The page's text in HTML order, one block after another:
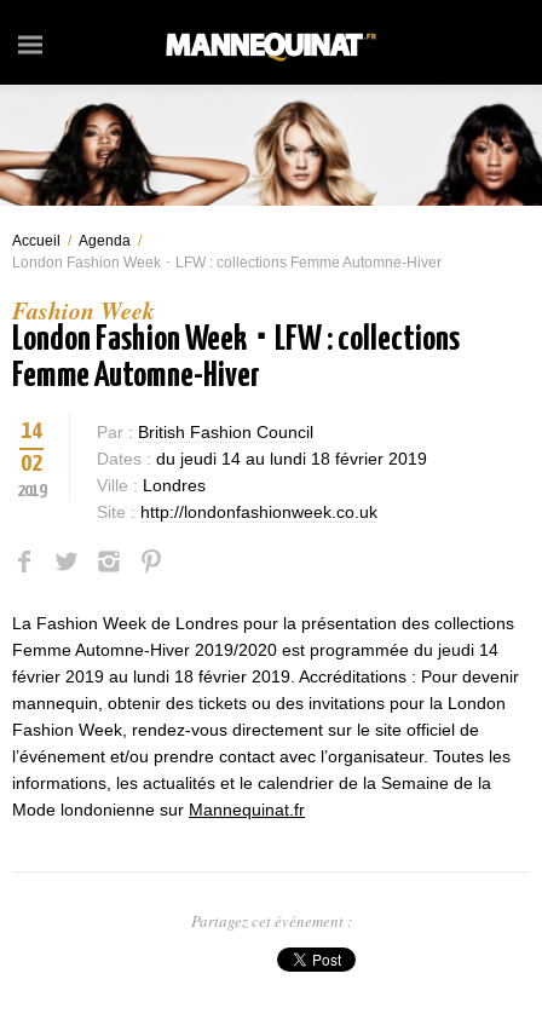
Accueil / Agenda /
London Fashion Week ･ LFW : collections Femme Automne-Hiver
Fashion Week
London Fashion Week ･ LFW : collections
Femme Automne-Hiver
14
02
2019
Par : British Fashion Council
Dates : du jeudi 14 au lundi 18 février 2019
Ville : Londres
Site : http://londonfashionweek.co.uk
La Fashion Week de Londres pour la présentation des collections
Femme Automne-Hiver 2019/2020 est programmée du jeudi 14
février 2019 au lundi 18 février 2019. Accréditations : Pour devenir
mannequin, obtenir des tickets ou des invitations pour la London
Fashion Week, rendez-vous directement sur le site officiel de
l’événement et/ou prendre contact avec l’organisateur. Toutes les
informations, les actualités et le calendrier de la Semaine de la
Mode londonienne sur Mannequinat.fr
Partagez cet événement :